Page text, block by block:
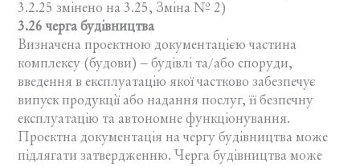
3.2.25 змінено на 3.25, Зміна № 2)
3.26 черга будівництва
Визначена проектною документацією частина
комплексу (будови) – будівлі та/або споруди,
введення в експлуатацію якої частково забезпечує
випуск продукції або надання послуг, її безпечну
експлуатацію та автономне функціонування.
Проектна документація на чергу будівництва може
підлягати затвердженню. Черга будівництва може